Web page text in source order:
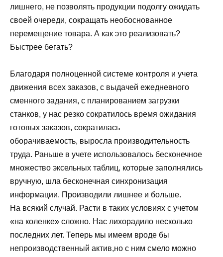
лишнего, не позволять продукции подолгу ожидать
своей очереди, сокращать необоснованное
перемещение товара. А как это реализовать?
Быстрее бегать?
Благодаря полноценной системе контроля и учета
движения всех заказов, с выдачей ежедневного
сменного задания, с планированием загрузки
станков, у нас резко сократилось время ожидания
готовых заказов, сократилась
оборачиваемость, выросла производительность
труда. Раньше в учете использовалось бесконечное
множество эксельных таблиц, которые заполнялись
вручную, шла бесконечная синхронизация
информации. Производили лишнее и больше.
На всякий случай. Расти в таких условиях с учетом
«на коленке» сложно. Нас лихорадило несколько
последних лет. Теперь мы имеем вроде бы
непроизводственный актив,но с ним смело можно